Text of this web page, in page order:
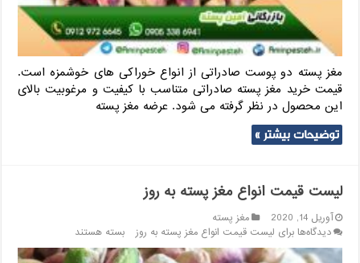
مغز پسته دو پوست صادراتی از انواع خوراکی های خوشمزه است.
قیمت خرید مغز پسته صادراتی متناسب با کیفیت و مرغوبیت بالای
این محصول در نظر گرفته می شود. عرضه مغز پسته
توضیحات بیشتر »
لیست قیمت انواع مغز پسته به روز
آوریل 14, 2020
مغز پسته
دیدگاه‌هابرای لیست قیمت انواع مغز پسته به روز بسته هستند